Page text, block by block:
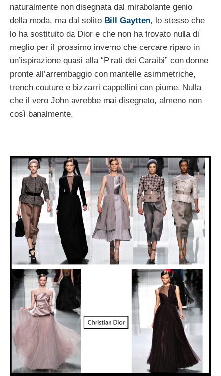
naturalmente non disegnata dal mirabolante genio
della moda, ma dal solito Bill Gaytten, lo stesso che
lo ha sostituito da Dior e che non ha trovato nulla di
meglio per il prossimo inverno che cercare riparo in
un’ispirazione quasi alla “Pirati dei Caraibi” con donne
pronte all’arrembaggio con mantelle asimmetriche,
trench couture e bizzarri cappellini con piume. Nulla
che il vero John avrebbe mai disegnato, almeno non
così banalmente.